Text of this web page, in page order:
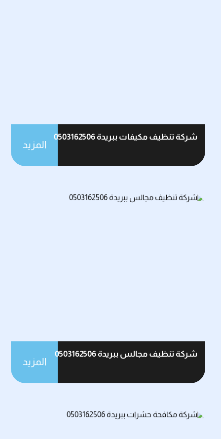
شركة تنظيف مكيفات ببريدة 0503162506
المزيد
شركة تنظيف مجالس ببريدة 0503162506
المزيد